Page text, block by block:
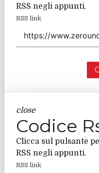
RSS negli appunti.
RSS link
close
Codice
Clicca sul pulsante
RSS negli appunti.
RSS link